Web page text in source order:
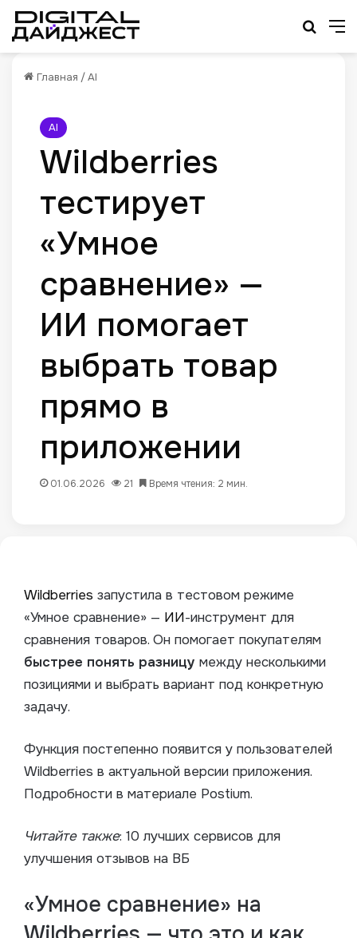
Главная /AI
AI
Wildberries
тестирует
«Умное
сравнение» —
ИИ помогает
выбрать товар
прямо в
приложении
01.06.2026 21 Время чтения: 2 мин.
Wildberries запустила в тестовом режиме
«Умное сравнение» — ИИ-инструмент для
сравнения товаров. Он помогает покупателям
быстрее понять разницу между несколькими
позициями и выбрать вариант под конкретную
задачу.
Функция постепенно появится у пользователей
Wildberries в актуальной версии приложения.
Подробности в материале Postium.
Читайте также: 10 лучших сервисов для
улучшения отзывов на ВБ
«Умное сравнение» на